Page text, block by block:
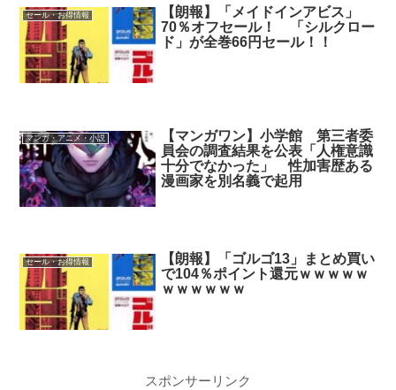
セール・お得情報
【朗報】「メイドインアビス」
70％オフセール！ 「シルクロー
ド」が全巻66円セール！！
マンガ・アニメ・小説
【マンガワン】小学館 第三者委
員会の調査結果を公表「人権意識
十分でなかった」 性加害歴ある
漫画家を別名義で起用
セール・お得情報
【朗報】「ゴルゴ13」まとめ買い
で104％ポイント還元ｗｗｗｗｗ
ｗｗｗｗｗｗ
スポンサーリンク